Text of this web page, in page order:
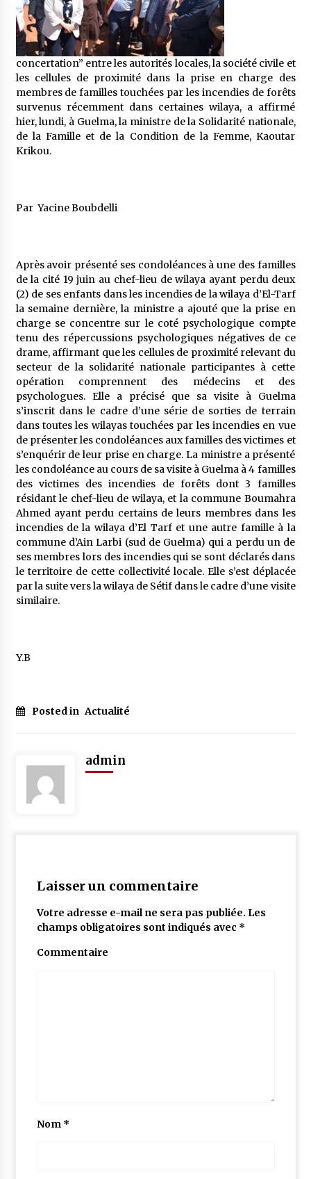
5 ans ago
Rencontre nocturne dans le désert (Un conte
touareg)
5 ans ago
Un conte targui/ Quand la tête est vide
5 ans ago
concertation” entre les autorités locales, la société civile et
les cellules de proximité dans la prise en charge des
membres de familles touchées par les incendies de forêts
survenus récemment dans certaines wilaya, a affirmé
hier, lundi, à Guelma, la ministre de la Solidarité nationale,
de la Famille et de la Condition de la Femme, Kaoutar
Krikou.
Par Yacine Boubdelli
Après avoir présenté ses condoléances à une des familles
de la cité 19 juin au chef-lieu de wilaya ayant perdu deux
(2) de ses enfants dans les incendies de la wilaya d’El-Tarf
la semaine dernière, la ministre a ajouté que la prise en
charge se concentre sur le coté psychologique compte
tenu des répercussions psychologiques négatives de ce
drame, affirmant que les cellules de proximité relevant du
secteur de la solidarité nationale participantes à cette
opération comprennent des médecins et des
psychologues. Elle a précisé que sa visite à Guelma
s’inscrit dans le cadre d’une série de sorties de terrain
dans toutes les wilayas touchées par les incendies en vue
de présenter les condoléances aux familles des victimes et
s’enquérir de leur prise en charge. La ministre a présenté
les condoléance au cours de sa visite à Guelma à 4 familles
des victimes des incendies de forêts dont 3 familles
résidant le chef-lieu de wilaya, et la commune Boumahra
Ahmed ayant perdu certains de leurs membres dans les
incendies de la wilaya d’El Tarf et une autre famille à la
commune d’Ain Larbi (sud de Guelma) qui a perdu un de
ses membres lors des incendies qui se sont déclarés dans
le territoire de cette collectivité locale. Elle s’est déplacée
par la suite vers la wilaya de Sétif dans le cadre d’une visite
similaire.
Y.B
Posted in Actualité
admin
Laisser un commentaire
Votre adresse e-mail ne sera pas publiée. Les
champs obligatoires sont indiqués avec *
Commentaire
Nom *